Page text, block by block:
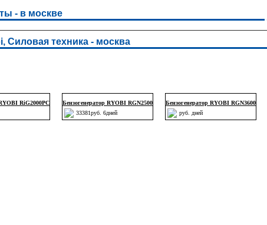
- в москве
Силовая техника - москва
RiG2000PC
Бензогенератор RYOBI RGN2500
33381руб. 6дней
Бензогенератор RYOBI RGN3600
руб. дней